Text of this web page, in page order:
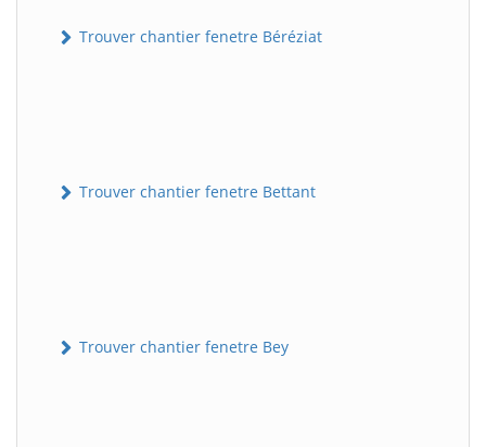
Trouver chantier fenetre Béréziat
Trouver chantier fenetre Bettant
Trouver chantier fenetre Bey